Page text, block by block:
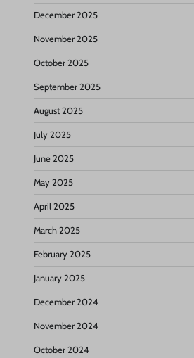
December 2025
November 2025
October 2025
September 2025
August 2025
July 2025
June 2025
May 2025
April 2025
March 2025
February 2025
January 2025
December 2024
November 2024
October 2024